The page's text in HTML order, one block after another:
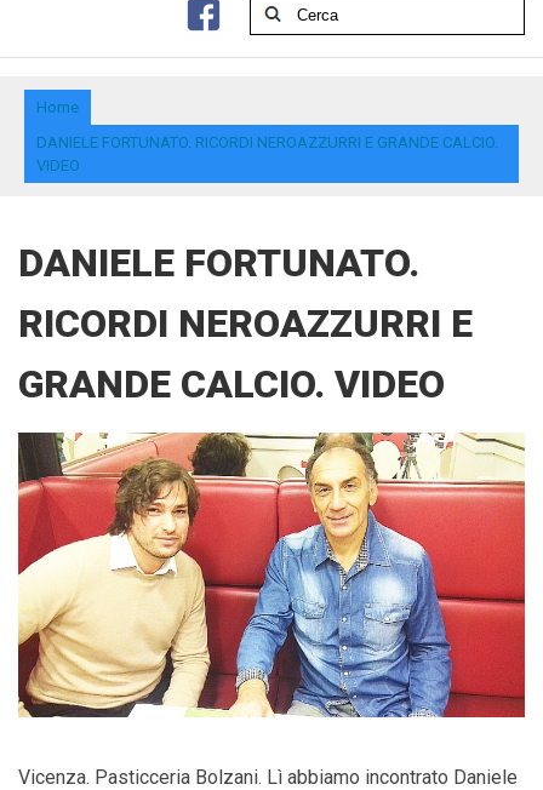
Home
DANIELE FORTUNATO. RICORDI NEROAZZURRI E GRANDE CALCIO.
VIDEO
DANIELE FORTUNATO.
RICORDI NEROAZZURRI E
GRANDE CALCIO. VIDEO
Vicenza. Pasticceria Bolzani. Lì abbiamo incontrato Daniele